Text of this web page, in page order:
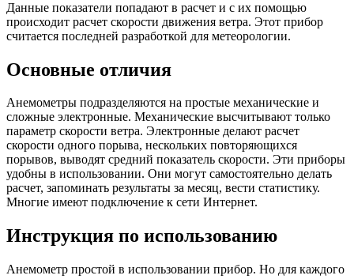
Данные показатели попадают в расчет и с их помощью
происходит расчет скорости движения ветра. Этот прибор
считается последней разработкой для метеорологии.
Основные отличия
Анемометры подразделяются на простые механические и
сложные электронные. Механические высчитывают только
параметр скорости ветра. Электронные делают расчет
скорости одного порыва, нескольких повторяющихся
порывов, выводят средний показатель скорости. Эти приборы
удобны в использовании. Они могут самостоятельно делать
расчет, запоминать результаты за месяц, вести статистику.
Многие имеют подключение к сети Интернет.
Инструкция по использованию
Анемометр простой в использовании прибор. Но для каждого